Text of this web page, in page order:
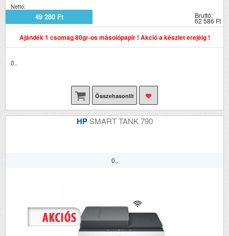
Nettó:
49 280 Ft Bruttó:
62 586 Ft
Ajándék 1 csomag 80gr-os másolópapír ! Akció a készlet erejéig !
0..
Összehasonlít
HP SMART TANK 790
0..